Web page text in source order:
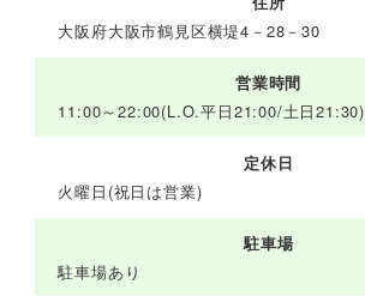
大阪府大阪市鶴見区横堤4－28－30
営業時間
11:00～22:00(L.O.平日21:00/土日21:30)
定休日
火曜日(祝日は営業)
駐車場
駐車場あり